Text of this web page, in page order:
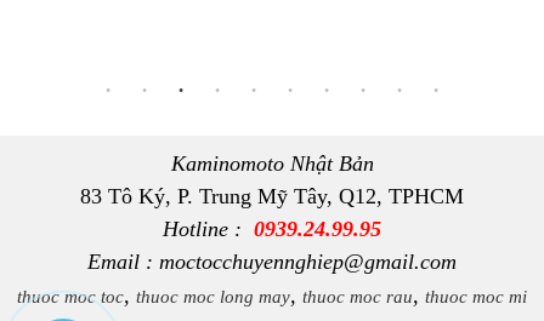
Kaminomoto Nhật Bản
83 Tô Ký, P. Trung Mỹ Tây, Q12, TPHCM
Hotline : 0939.24.99.95
Email : moctocchuyennghiep@gmail.com
thuoc moc toc, thuoc moc long may, thuoc moc rau, thuoc moc mi